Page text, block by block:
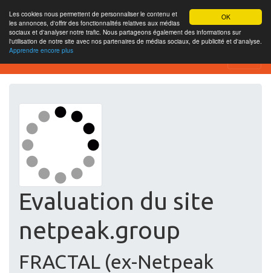
OK
Les cookies nous permettent de personnaliser le contenu et
les annonces, d'offrir des fonctionnalités relatives aux médias
sociaux et d'analyser notre trafic. Nous partageons également des informations sur
l'utilisation de notre site avec nos partenaires de médias sociaux, de publicité et d'analyse.
Apprendre encore plus
Free SEO Testing Tool
Evaluation du site
netpeak.group
FRACTAL (ex-Netpeak